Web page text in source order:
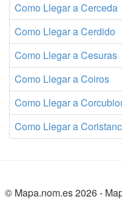
Como Llegar a Cerceda
Como Llegar a Cerdido
Como Llegar a Cesuras
Como Llegar a Coiros
Como Llegar a
Como Llegar a
© Mapa.nom.es 2026 -